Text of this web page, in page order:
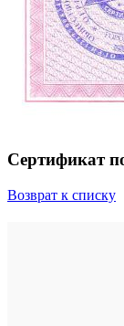
Сертификат
Возврат к списку